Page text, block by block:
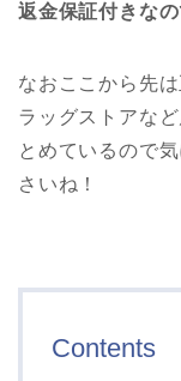
返金保証付きな
なおここから先
ラッグストアな
とめているので
さいね！
Contents